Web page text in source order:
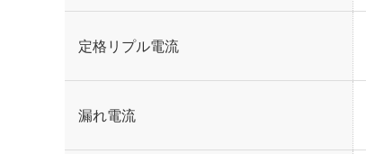
定格リプル電流
漏れ電流